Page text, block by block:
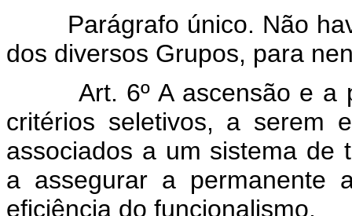
Parágrafo único. Não
dos diversos Grupos, para
Art. 6º A ascensão e a
critérios seletivos, a serem
associados a um sistema de
a assegurar a permanente
eficiência do funcionalismo.